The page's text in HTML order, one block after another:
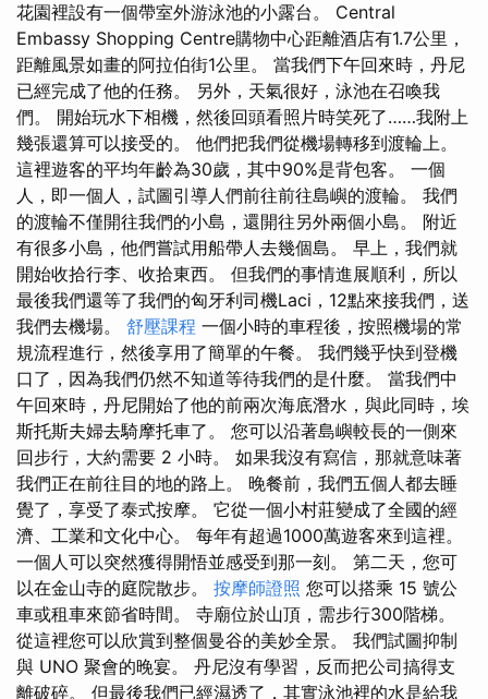
花園裡設有一個帶室外游泳池的小露台。 Central
Embassy Shopping Centre購物中心距離酒店有1.7公里，
距離風景如畫的阿拉伯街1公里。 當我們下午回來時，丹尼
已經完成了他的任務。 另外，天氣很好，泳池在召喚我
們。 開始玩水下相機，然後回頭看照片時笑死了……我附上
幾張還算可以接受的。 他們把我們從機場轉移到渡輪上。
這裡遊客的平均年齡為30歲，其中90%是背包客。 一個
人，即一個人，試圖引導人們前往前往島嶼的渡輪。 我們
的渡輪不僅開往我們的小島，還開往另外兩個小島。 附近
有很多小島，他們嘗試用船帶人去幾個島。 早上，我們就
開始收拾行李、收拾東西。 但我們的事情進展順利，所以
最後我們還等了我們的匈牙利司機Laci，12點來接我們，送
我們去機場。 舒壓課程 一個小時的車程後，按照機場的常
規流程進行，然後享用了簡單的午餐。 我們幾乎快到登機
口了，因為我們仍然不知道等待我們的是什麼。 當我們中
午回來時，丹尼開始了他的前兩次海底潛水，與此同時，埃
斯托斯夫婦去騎摩托車了。 您可以沿著島嶼較長的一側來
回步行，大約需要 2 小時。 如果我沒有寫信，那就意味著
我們正在前往目的地的路上。 晚餐前，我們五個人都去睡
覺了，享受了泰式按摩。 它從一個小村莊變成了全國的經
濟、工業和文化中心。 每年有超過1000萬遊客來到這裡。
一個人可以突然獲得開悟並感受到那一刻。 第二天，您可
以在金山寺的庭院散步。 按摩師證照 您可以搭乘 15 號公
車或租車來節省時間。 寺廟位於山頂，需步行300階梯。
從這裡您可以欣賞到整個曼谷的美妙全景。 我們試圖抑制
與 UNO 聚會的晚宴。 丹尼沒有學習，反而把公司搞得支
離破碎。 但最後我們已經濕透了，其實泳池裡的水是給我